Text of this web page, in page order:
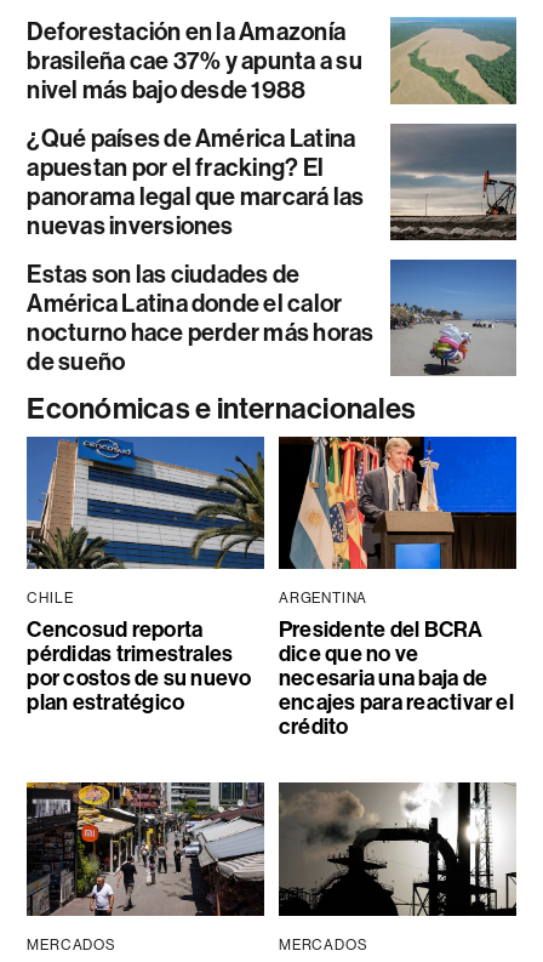
Deforestación en la Amazonía
brasileña cae 37% y apunta a su
nivel más bajo desde 1988
¿Qué países de América Latina
apuestan por el fracking? El
panorama legal que marcará las
nuevas inversiones
Estas son las ciudades de
América Latina donde el calor
nocturno hace perder más horas
de sueño
Económicas e internacionales
CHILE
Cencosud reporta
pérdidas trimestrales
por costos de su nuevo
plan estratégico
ARGENTINA
Presidente del BCRA
dice que no ve
necesaria una baja de
encajes para reactivar el
crédito
MERCADOS MERCADOS